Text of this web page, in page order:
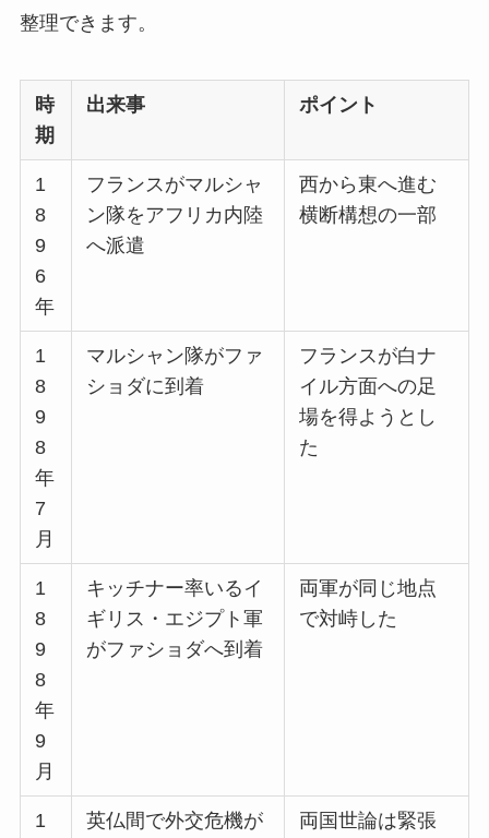
整理できます。
時
期
出来事 ポイント
1
8
9
6
年
フランスがマルシャ
ン隊をアフリカ内陸
へ派遣
西から東へ進む
横断構想の一部
1
8
9
8
年
7
月
マルシャン隊がファ
ショダに到着
フランスが白ナ
イル方面への足
場を得ようとし
た
1
8
9
8
年
9
月
キッチナー率いるイ
ギリス・エジプト軍
がファショダへ到着
両軍が同じ地点
で対峙した
1
英仏間で外交危機が
両国世論は緊張